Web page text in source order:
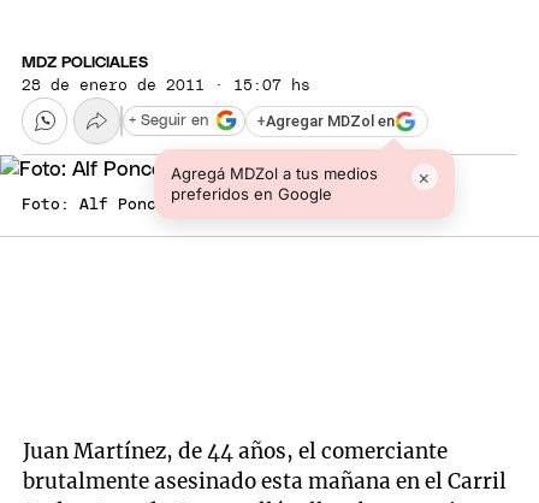
MDZ POLICIALES
28 de enero de 2011 · 15:07 hs
+Agregar MDZol en
Agregá MDZol a tus medios
preferidos en Google
×
+ Seguir en
Foto: Alf Ponce / MDZ
Juan Martínez, de 44 años, el comerciante
brutalmente asesinado esta mañana en el Carril